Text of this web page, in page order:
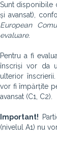
Sunt disponibile
și avansat),
European
evaluare.
Pentru a fi
înscriși vor da
ulterior
vor fi împărțite
avansat (C1, C2).
Important!
(nivelul A1) nu